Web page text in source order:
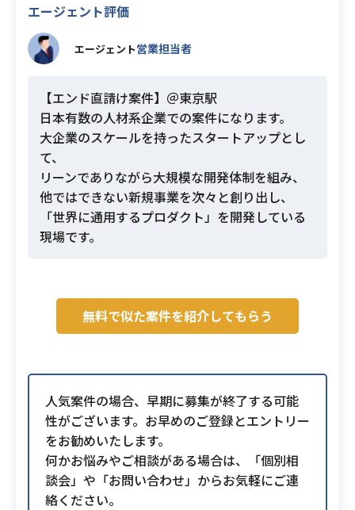
エージェント評価
エージェント営業担当者
【エンド直請け案件】＠東京駅
日本有数の人材系企業での案件になります。
大企業のスケールを持ったスタートアップとし
て、
リーンでありながら大規模な開発体制を組み、
他ではできない新規事業を次々と創り出し、
「世界に通用するプロダクト」を開発している
現場です。
無料で似た案件を紹介してもらう
人気案件の場合、早期に募集が終了する可能
性がございます。お早めのご登録とエントリー
をお勧めいたします。
何かお悩みやご相談がある場合は、「個別相
談会」や「お問い合わせ」からお気軽にご連
絡ください。